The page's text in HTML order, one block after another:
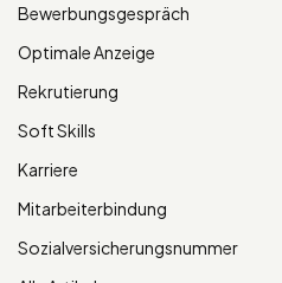
Bewerbungsgespräch
Optimale Anzeige
Rekrutierung
Soft Skills
Karriere
Mitarbeiterbindung
Sozialversicherungsnummer